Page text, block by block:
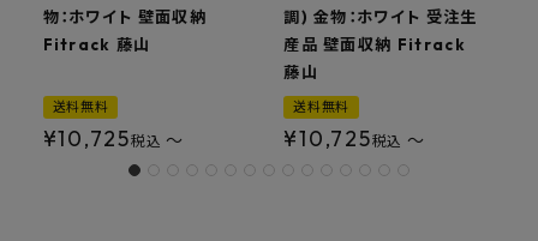
物：ホワイト 壁面収納
Fitrack 藤山
送料無料
¥10,725税込 〜
調) 金物：ホワイト 受注生
産品 壁面収納 Fitrack
藤山
送料無料
¥10,725税込 〜